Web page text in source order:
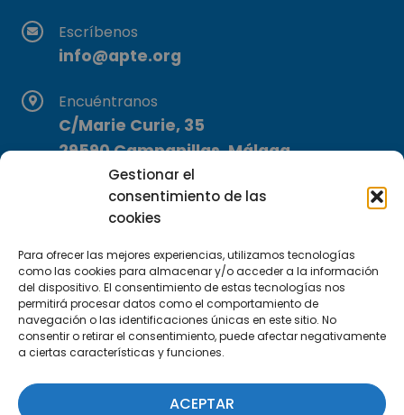
Gestionar el
consentimiento de las
cookies
Para ofrecer las mejores experiencias, utilizamos tecnologías
como las cookies para almacenar y/o acceder a la información
del dispositivo. El consentimiento de estas tecnologías nos
permitirá procesar datos como el comportamiento de
navegación o las identificaciones únicas en este sitio. No
consentir o retirar el consentimiento, puede afectar negativamente
a ciertas características y funciones.
ACEPTAR
Escríbenos
info@apte.org
Encuéntranos
C/Marie Curie, 35
29590 Campanillas, Málaga
Suscríbete a nuestra Newsletter
SUSCRÍBETE AQUÍ